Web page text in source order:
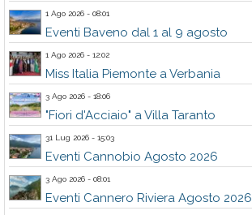
1 Ago 2026 - 08:01
Eventi Baveno dal 1 al 9 agosto
1 Ago 2026 - 12:02
Miss Italia Piemonte a Verbania
3 Ago 2026 - 18:06
"Fiori d'Acciaio" a Villa Taranto
31 Lug 2026 - 15:03
Eventi Cannobio Agosto 2026
3 Ago 2026 - 08:01
Eventi Cannero Riviera Agosto 2026